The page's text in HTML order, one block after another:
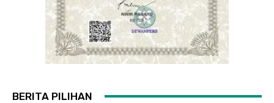
BERITA PILIHAN